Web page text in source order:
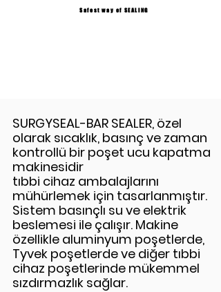
Safest way of SEALING
SURGYSEAL-BAR SEALER, özel
olarak sıcaklık, basınç ve zaman
kontrollü bir poşet ucu kapatma
makinesidir
tıbbi cihaz ambalajlarını
mühürlemek için tasarlanmıştır.
Sistem basınçlı su ve elektrik
beslemesi ile çalışır. Makine
özellikle aluminyum poşetlerde,
Tyvek poşetlerde ve diğer tıbbi
cihaz poşetlerinde mükemmel
sızdırmazlık sağlar.